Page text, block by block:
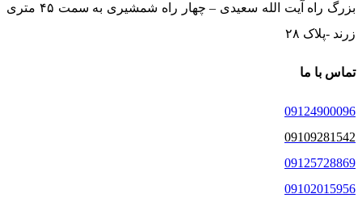
بزرگ راه آیت الله سعیدی – چهار راه شمشیری به سمت ۴۵ متری
زرند -پلاک ۲۸
تماس با ما
09124900096
09109281542
09125728869
09102015956